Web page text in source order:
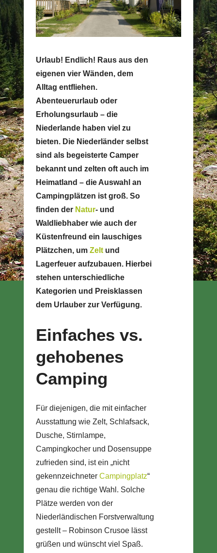
Urlaub! Endlich! Raus aus den
eigenen vier Wänden, dem
Alltag entfliehen.
Abenteuerurlaub oder
Erholungsurlaub – die
Niederlande haben viel zu
bieten. Die Niederländer selbst
sind als begeisterte Camper
bekannt und zelten oft auch im
Heimatland – die Auswahl an
Campingplätzen ist groß. So
finden der Natur- und
Waldliebhaber wie auch der
Küstenfreund ein lauschiges
Plätzchen, um Zelt und
Lagerfeuer aufzubauen. Hierbei
stehen unterschiedliche
Kategorien und Preisklassen
dem Urlauber zur Verfügung.
Einfaches vs.
gehobenes
Camping
Für diejenigen, die mit einfacher
Ausstattung wie Zelt, Schlafsack,
Dusche, Stirnlampe,
Campingkocher und Dosensuppe
zufrieden sind, ist ein „nicht
gekennzeichneter Campingplatz“
genau die richtige Wahl. Solche
Plätze werden von der
Niederländischen Forstverwaltung
gestellt – Robinson Crusoe lässt
grüßen und wünscht viel Spaß.